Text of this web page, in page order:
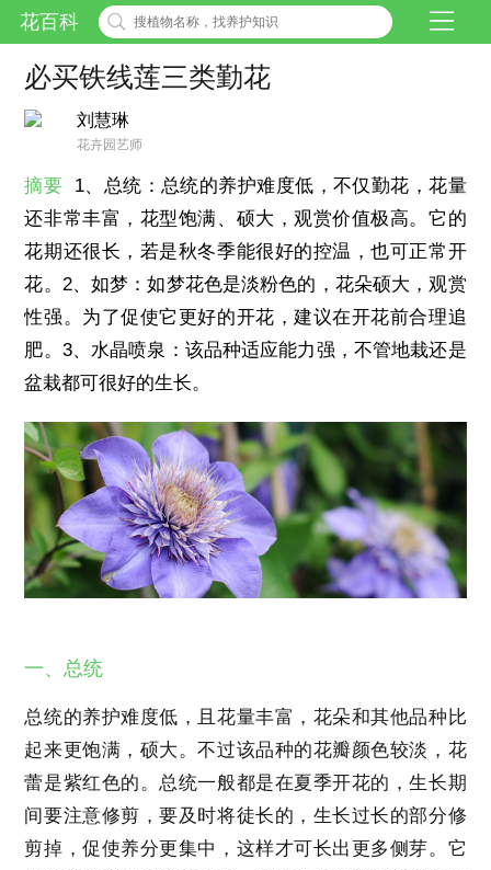
花百科
必买铁线莲三类勤花
刘慧琳
花卉园艺师
摘要
1、总统：总统的养护难度低，不仅勤花，花量
还非常丰富，花型饱满、硕大，观赏价值极高。它的
花期还很长，若是秋冬季能很好的控温，也可正常开
花。2、如梦：如梦花色是淡粉色的，花朵硕大，观赏
性强。为了促使它更好的开花，建议在开花前合理追
肥。3、水晶喷泉：该品种适应能力强，不管地栽还是
盆栽都可很好的生长。
一、总统
总统的养护难度低，且花量丰富，花朵和其他品种比
起来更饱满，硕大。不过该品种的花瓣颜色较淡，花
蕾是紫红色的。总统一般都是在夏季开花的，生长期
间要注意修剪，要及时将徒长的，生长过长的部分修
剪掉，促使养分更集中，这样才可长出更多侧芽。它